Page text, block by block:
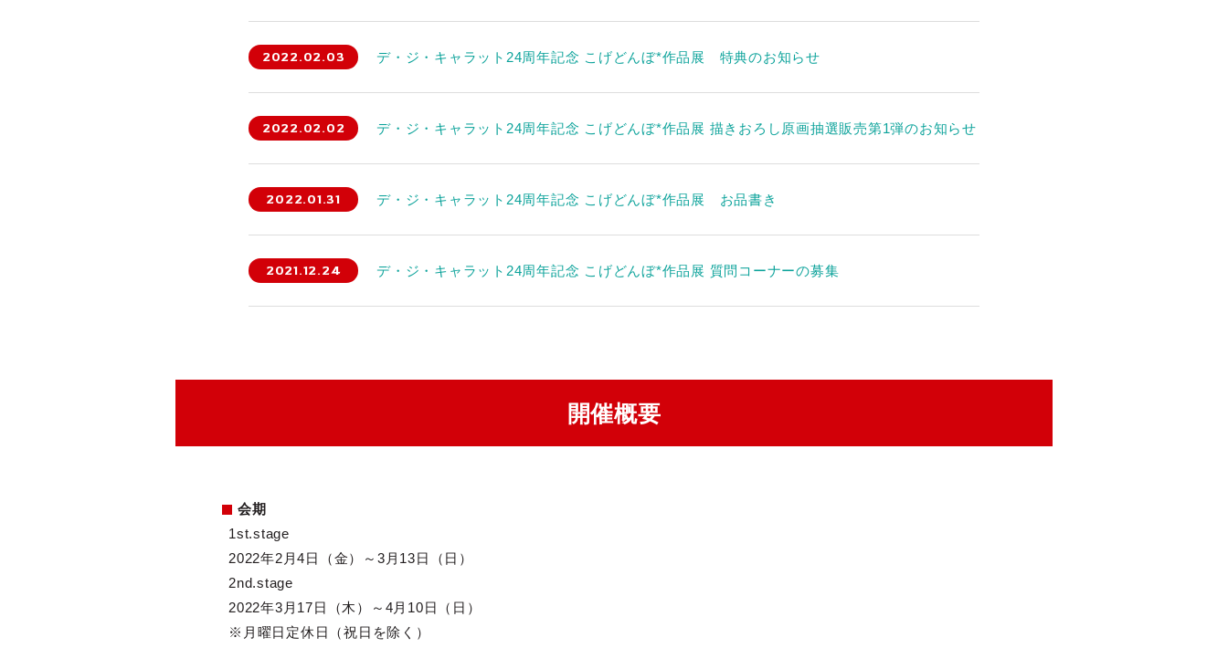
2022.02.03 デ・ジ・キャラット24周年記念 こげどんぼ*作品展 特典のお知らせ
2022.02.02 デ・ジ・キャラット24周年記念 こげどんぼ*作品展 描きおろし原画抽選販売第1弾のお知らせ
2022.01.31 デ・ジ・キャラット24周年記念 こげどんぼ*作品展 お品書き
2021.12.24 デ・ジ・キャラット24周年記念 こげどんぼ*作品展 質問コーナーの募集
開催概要
会期
1st.stage
2022年2月4日（金）～3月13日（日）
2nd.stage
2022年3月17日（木）～4月10日（日）
※月曜日定休日（祝日を除く）